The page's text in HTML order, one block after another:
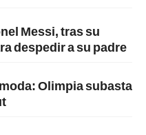
Messi, tras su
despedir a su padre
Olimpia subasta